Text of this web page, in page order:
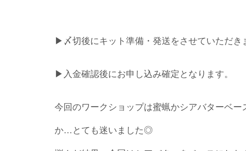
▶︎〆切後にキット準備・発送をさせていただき
▶︎入金確認後にお申し込み確定となります。
今回のワークショップは蜜蝋かシアバターベー
か…とても迷いました◎